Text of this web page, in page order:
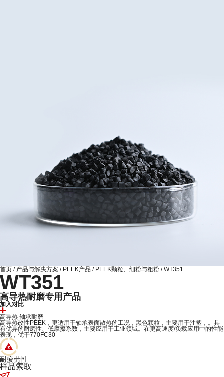
首页 / 产品与解决方案 / PEEK产品 / PEEK颗粒、细粉与粗粉 /WT351
WT351
高导热耐磨专用产品
加入对比
高导热 轴承耐磨
高导热改性PEEK，更适用于轴承表面散热的工况，黑色颗粒，主要用于注塑，。具
有优异的耐磨性、低摩擦系数，主要应用于工业领域。在更高速度/负载应用中的性能
表现，优于770FC30
耐疲劳性
样品索取